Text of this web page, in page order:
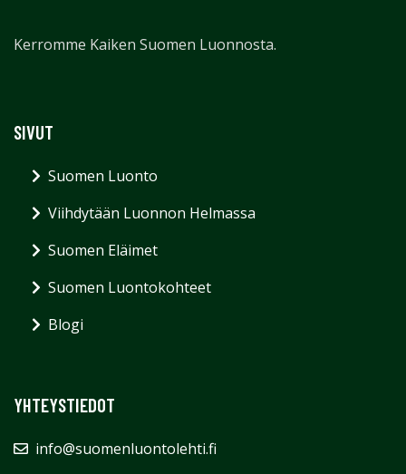
Kerromme Kaiken Suomen Luonnosta.
SIVUT
Suomen Luonto
Viihdytään Luonnon Helmassa
Suomen Eläimet
Suomen Luontokohteet
Blogi
YHTEYSTIEDOT
info@suomenluontolehti.fi